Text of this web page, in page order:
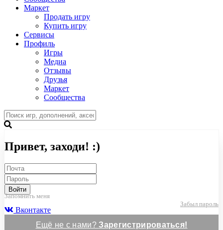
Маркет
Продать игру
Купить игру
Сервисы
Профиль
Игры
Медиа
Отзывы
Друзья
Маркет
Сообщества
Привет, заходи! :)
Войти
Запомнить меня
Забыл пароль
Вконтакте
Ещё не с нами?Зарегистрироваться!